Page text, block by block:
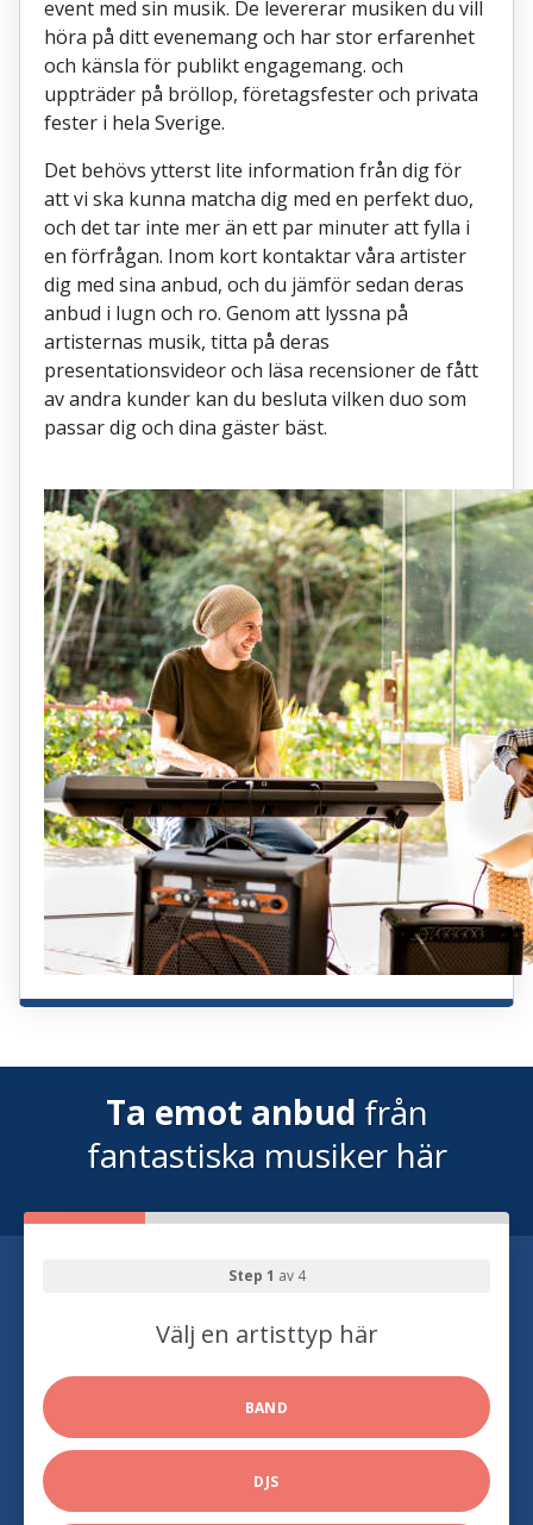
event med sin musik. De levererar musiken du vill
höra på ditt evenemang och har stor erfarenhet
och känsla för publikt engagemang. och
uppträder på bröllop, företagsfester och privata
fester i hela Sverige.
Det behövs ytterst lite information från dig för
att vi ska kunna matcha dig med en perfekt duo,
och det tar inte mer än ett par minuter att fylla i
en förfrågan. Inom kort kontaktar våra artister
dig med sina anbud, och du jämför sedan deras
anbud i lugn och ro. Genom att lyssna på
artisternas musik, titta på deras
presentationsvideor och läsa recensioner de fått
av andra kunder kan du besluta vilken duo som
passar dig och dina gäster bäst.
Ta emot anbud från
fantastiska musiker här
Step 1 av 4
Välj en artisttyp här
BAND
DJS